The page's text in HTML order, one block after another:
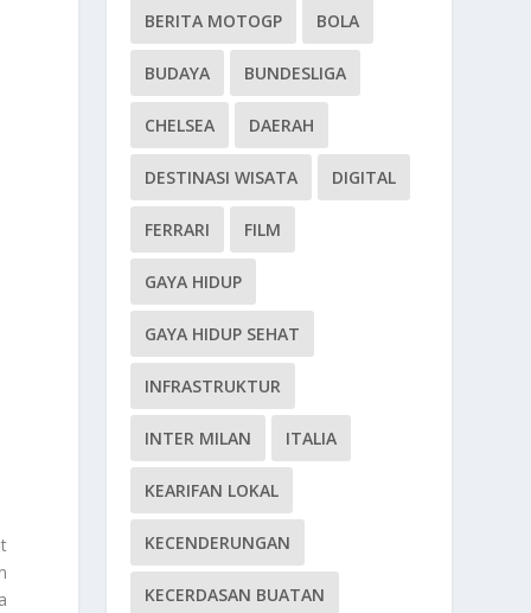
BERITA MOTOGP BOLA
BUDAYA BUNDESLIGA
CHELSEA DAERAH
DESTINASI WISATA DIGITAL
FERRARI FILM
GAYA HIDUP
GAYA HIDUP SEHAT
INFRASTRUKTUR
INTER MILAN ITALIA
KEARIFAN LOKAL
KECENDERUNGAN
KECERDASAN BUATAN